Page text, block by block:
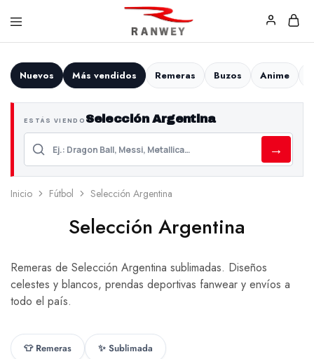
|
Tu
Estilo,
Tu
Diseño
Estilo,
Tu
Diseño
—
Remeras,
Buzos
y
Calzas
Nuevos Más vendidos Remeras Buzos Anime
ESTÁS VIENDO Selección Argentina
→
Inicio Fútbol Selección Argentina
Selección Argentina
Remeras de Selección Argentina sublimadas. Diseños
celestes y blancos, prendas deportivas fanwear y envíos a
todo el país.
👕 Remeras ✨ Sublimada